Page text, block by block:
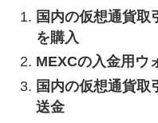
国内の仮想通貨取
を購入
MEXCの入金用ウ
国内の仮想通貨取
送金